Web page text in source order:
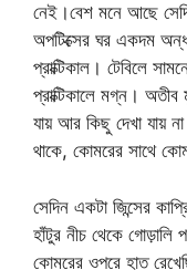
নেই।বেশ মনে আছে
অপটিক্সের ঘর একদম
প্রাক্টিকাল। টেবিলে
প্রাক্টিকালে মগ্ন।
যায় আর কিছু দেখা যায়
থাকে, কোমরের
সেদিন একটা জিন্সের
হাঁটুর নীচ থেকে
কোমরের ওপরে হাত